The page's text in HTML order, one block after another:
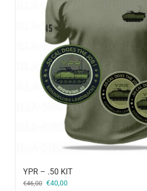
YPR – .50 KIT
€46,00 Oorspronkelijke
€40,00